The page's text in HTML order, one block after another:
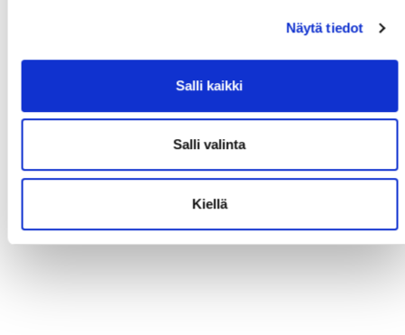
Näytä tiedot
Salli kaikki
Salli valinta
Kiellä